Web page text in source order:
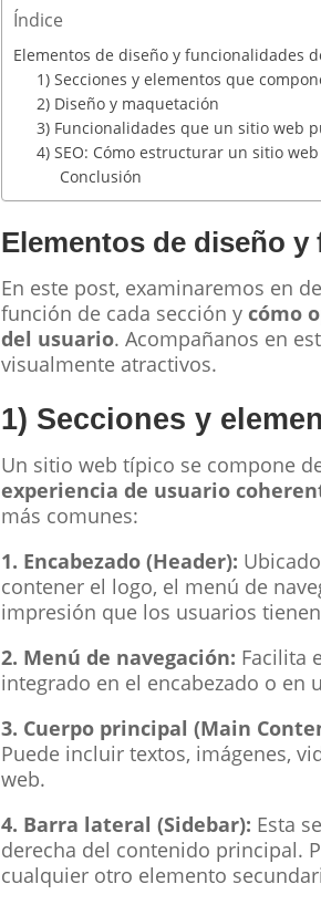
Índice
Elementos de diseño y funcionalidades
1) Secciones y elementos que
2) Diseño y maquetación
3) Funcionalidades que un sitio web
4) SEO: Cómo estructurar un sitio
Conclusión
Elementos de diseño
En este post, examinaremos en
función de cada sección y cómo
del usuario. Acompañanos en
visualmente atractivos.
1) Secciones y
Un sitio web típico se compone
experiencia de usuario
más comunes:
1. Encabezado (Header):
contener el logo, el menú de
impresión que los usuarios
2. Menú de navegación: Facilita
integrado en el encabezado o en
3. Cuerpo principal (Main
Puede incluir textos, imágenes,
web.
4. Barra lateral (Sidebar): Esta
derecha del contenido principal.
cualquier otro elemento